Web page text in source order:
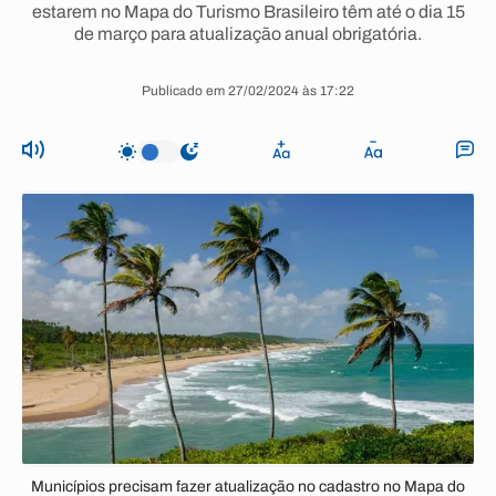
estarem no Mapa do Turismo Brasileiro têm até o dia 15
de março para atualização anual obrigatória.
Publicado em 27/02/2024 às 17:22
Municípios precisam fazer atualização no cadastro no Mapa do